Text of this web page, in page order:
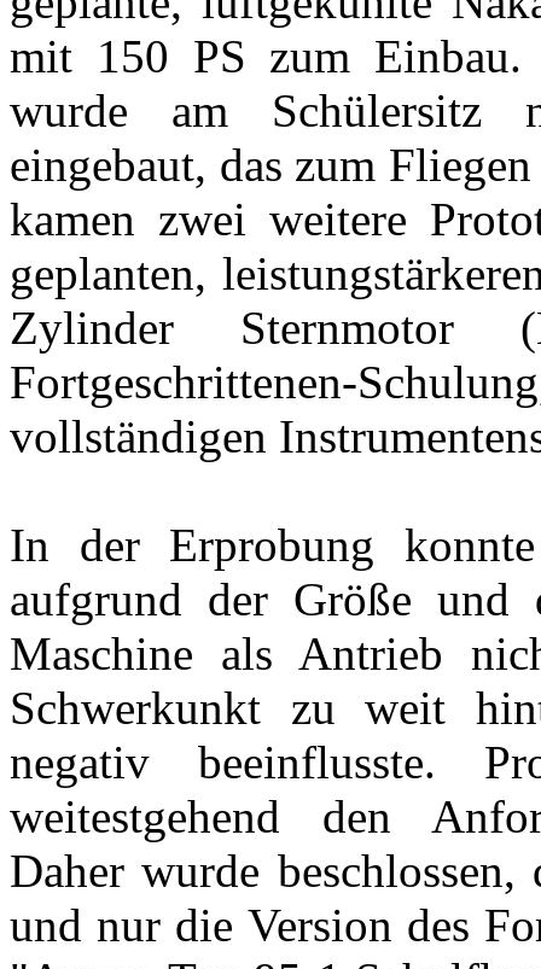
mit 150 PS zum Einbau.
wurde am Schülersitz
eingebaut, das zum
kamen zwei weitere
geplanten,
Zylinder
Fortgeschrittenen-
vollständigen
In der Erprobung
aufgrund der Größe und
Maschine als Antrieb
Schwerkunkt zu weit
negativ beeinflusste.
weitestgehend den
Daher wurde
und nur die Version des